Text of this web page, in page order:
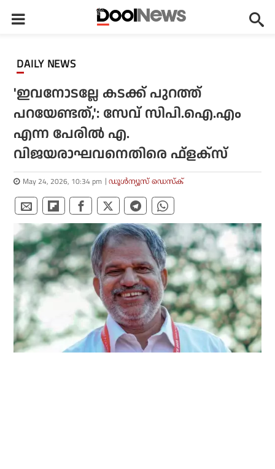
DAILY NEWS
'ഇവനോടല്ലേ കടക്ക് പുറത്ത്
പറയേണ്ടത്,': സേവ് സിപി.ഐ.എം
എന്ന പേരില്‍ എ.
വിജയരാഘവനെതിരെ ഫ്‌ളക്‌സ്
May 24, 2026, 10:34 pm ഡൂള്‍ന്യൂസ് ഡെസ്‌ക്